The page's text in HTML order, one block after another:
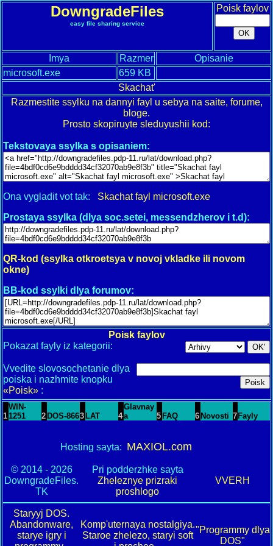
DowngradeFiles
easy file sharing service
Poisk faylov
Imya Razmer
Opisanie
microsoft.exe
659 KB
Skachat'
Razmestite ssylku na dannyi fayl u sebya na saite, forume,
bloge.
Prosto skopiruyte sleduyushii kod:
Tekstovaya ssylka s opisaniem:
Ona vygladit vot tak: Skachat fayl microsoft.exe
Prostaya ssylka (dlya soc.setei, messendzherov i t.d):
QR-kod (ssylka otkroetsya v novoj vkladke ili novom
okne)
BB-kod ssylki dlya forumov:
Poisk faylov
Pokazat fayly iz kategorii:
Vvedite slovosochetanie dlya
poiska i nazhmite knopku
«Poisk» :
1
WIN-
1251
2 DOS-8663 LAT 4
Glavnay
a
5 FAQ 6 Novosti 7 Fayly
Hosting sayta: MAXIOL.com
© 2014 - 2026
DowngradeFiles.
TK
Pri podderzhke sayta
Zheleznye prizraki
proshlogo
VVERH
Staryyj DOS.
Abandonware,
starye igry i
Komp'uternaya nostalgiya.
Staroe zhelezo, staryi soft
"Programmy dlya
DOS"